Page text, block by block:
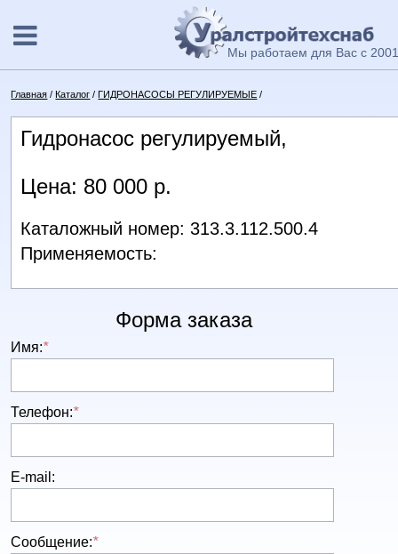
Мы работаем для Вас с
Главная /Каталог /ГИДРОНАСОСЫ РЕГУЛИРУЕМЫЕ /
Гидронасос регулируемый,
Цена: 80 000 р.
Каталожный номер: 313.3.112.500.4
Применяемость:
Форма заказа
Имя:*
Телефон:*
E-mail:
Сообщение:*